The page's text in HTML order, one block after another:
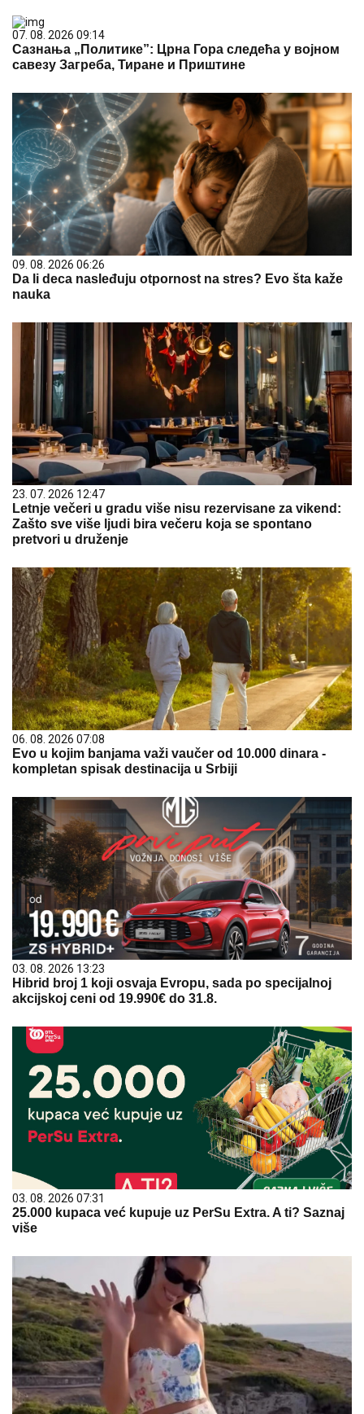
07. 08. 2026 09:14
Сазнања „Политике”: Црна Гора следећа у војном
савезу Загреба, Тиране и Приштине
09. 08. 2026 06:26
Da li deca nasleđuju otpornost na stres? Evo šta kaže
nauka
23. 07. 2026 12:47
Letnje večeri u gradu više nisu rezervisane za vikend:
Zašto sve više ljudi bira večeru koja se spontano
pretvori u druženje
06. 08. 2026 07:08
Evo u kojim banjama važi vaučer od 10.000 dinara -
kompletan spisak destinacija u Srbiji
03. 08. 2026 13:23
Hibrid broj 1 koji osvaja Evropu, sada po specijalnoj
akcijskoj ceni od 19.990€ do 31.8.
03. 08. 2026 07:31
25.000 kupaca već kupuje uz PerSu Extra. A ti? Saznaj
više